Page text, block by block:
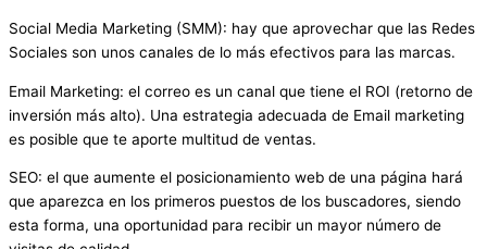
Social Media Marketing (SMM): hay que aprovechar que las Redes
Sociales son unos canales de lo más efectivos para las marcas.
Email Marketing: el correo es un canal que tiene el ROI (retorno de
inversión más alto). Una estrategia adecuada de Email marketing
es posible que te aporte multitud de ventas.
SEO: el que aumente el posicionamiento web de una página hará
que aparezca en los primeros puestos de los buscadores, siendo
esta forma, una oportunidad para recibir un mayor número de